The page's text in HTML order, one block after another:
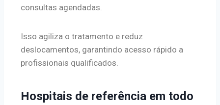
consultas agendadas.
Isso agiliza o tratamento e reduz
deslocamentos, garantindo acesso rápido a
profissionais qualificados.
Hospitais de referência em todo